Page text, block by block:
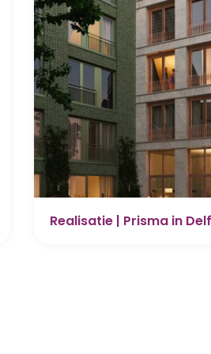
Realisatie | Prisma in